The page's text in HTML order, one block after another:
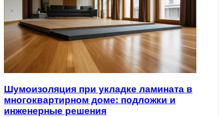
Шумоизоляция при укладке ламината в
многоквартирном доме: подложки и
инженерные решения